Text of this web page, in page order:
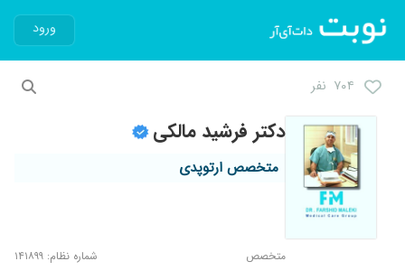
ورود
۷۰۴ نفر
دکتر فرشید مالکی
متخصص ارتوپدی
متخصص شماره نظام: ۱۴۱۸۹۹